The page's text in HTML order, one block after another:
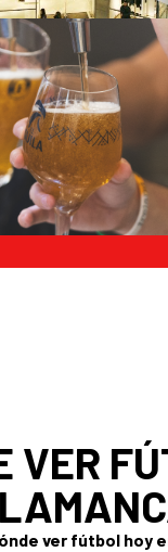
VER
ver fútbol hoy